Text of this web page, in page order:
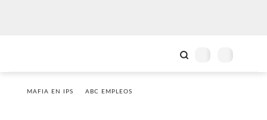
MAFIA EN IPS ABC EMPLEOS